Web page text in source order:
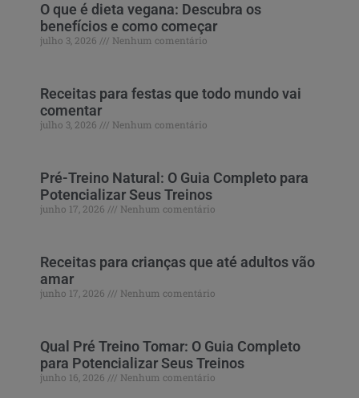
O que é dieta vegana: Descubra os
benefícios e como começar
julho 3, 2026 Nenhum comentário
Receitas para festas que todo mundo vai
comentar
julho 3, 2026 Nenhum comentário
Pré-Treino Natural: O Guia Completo para
Potencializar Seus Treinos
junho 17, 2026 Nenhum comentário
Receitas para crianças que até adultos vão
amar
junho 17, 2026 Nenhum comentário
Qual Pré Treino Tomar: O Guia Completo
para Potencializar Seus Treinos
junho 16, 2026 Nenhum comentário